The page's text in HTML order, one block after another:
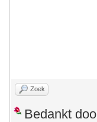
Zoek
Bedankt